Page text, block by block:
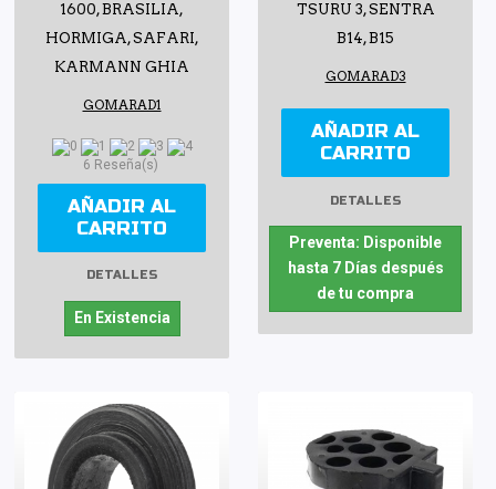
1600, BRASILIA,
HORMIGA, SAFARI,
KARMANN GHIA
GOMARAD1
6 Reseña(s)
AÑADIR AL
CARRITO
DETALLES
En Existencia
TSURU 3, SENTRA
B14, B15
GOMARAD3
AÑADIR AL
CARRITO
DETALLES
Preventa: Disponible
hasta 7 Días después
de tu compra